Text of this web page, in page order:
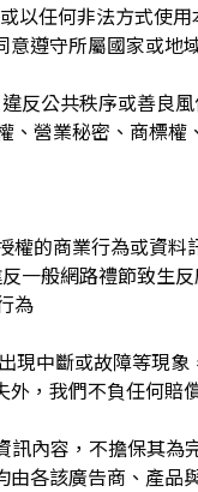
以任何非法方式使
遵守所屬國家或
反公共秩序或善良
、營業秘密、商標
權的商業行為或資料
一般網路禮節致生
為
中斷或故障等現
，我們不負任何賠
內容，不擔保其
各該廣告商、產